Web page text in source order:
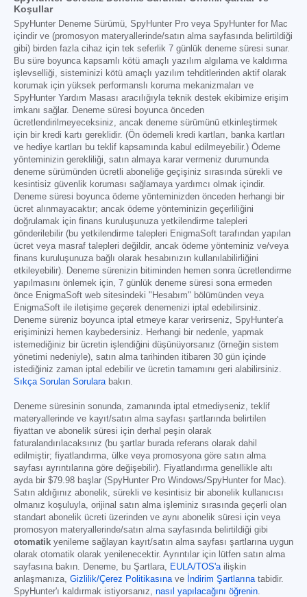
Koşullar
SpyHunter Deneme Sürümü, SpyHunter Pro veya SpyHunter for Mac
içindir ve (promosyon materyallerinde/satın alma sayfasında belirtildiği
gibi) birden fazla cihaz için tek seferlik 7 günlük deneme süresi sunar.
Bu süre boyunca kapsamlı kötü amaçlı yazılım algılama ve kaldırma
işlevselliği, sisteminizi kötü amaçlı yazılım tehditlerinden aktif olarak
korumak için yüksek performanslı koruma mekanizmaları ve
SpyHunter Yardım Masası aracılığıyla teknik destek ekibimize erişim
imkanı sağlar. Deneme süresi boyunca önceden
ücretlendirilmeyeceksiniz, ancak deneme sürümünü etkinleştirmek
için bir kredi kartı gereklidir. (Ön ödemeli kredi kartları, banka kartları
ve hediye kartları bu teklif kapsamında kabul edilmeyebilir.) Ödeme
yönteminizin gerekliliği, satın almaya karar vermeniz durumunda
deneme sürümünden ücretli aboneliğe geçişiniz sırasında sürekli ve
kesintisiz güvenlik koruması sağlamaya yardımcı olmak içindir.
Deneme süresi boyunca ödeme yönteminizden önceden herhangi bir
ücret alınmayacaktır; ancak ödeme yönteminizin geçerliliğini
doğrulamak için finans kuruluşunuza yetkilendirme talepleri
gönderilebilir (bu yetkilendirme talepleri EnigmaSoft tarafından yapılan
ücret veya masraf talepleri değildir, ancak ödeme yönteminiz ve/veya
finans kuruluşunuza bağlı olarak hesabınızın kullanılabilirliğini
etkileyebilir). Deneme sürenizin bitiminden hemen sonra ücretlendirme
yapılmasını önlemek için, 7 günlük deneme süresi sona ermeden
önce EnigmaSoft web sitesindeki "Hesabım" bölümünden veya
EnigmaSoft ile iletişime geçerek denemenizi iptal edebilirsiniz.
Deneme süreniz boyunca iptal etmeye karar verirseniz, SpyHunter'a
erişiminizi hemen kaybedersiniz. Herhangi bir nedenle, yapmak
istemediğiniz bir ücretin işlendiğini düşünüyorsanız (örneğin sistem
yönetimi nedeniyle), satın alma tarihinden itibaren 30 gün içinde
istediğiniz zaman iptal edebilir ve ücretin tamamını geri alabilirsiniz.
Sıkça Sorulan Sorulara bakın.
Deneme süresinin sonunda, zamanında iptal etmediyseniz, teklif
materyallerinde ve kayıt/satın alma sayfası şartlarında belirtilen
fiyattan ve abonelik süresi için derhal peşin olarak
faturalandırılacaksınız (bu şartlar burada referans olarak dahil
edilmiştir; fiyatlandırma, ülke veya promosyona göre satın alma
sayfası ayrıntılarına göre değişebilir). Fiyatlandırma genellikle altı
ayda bir $79.98 başlar (SpyHunter Pro Windows/SpyHunter for Mac).
Satın aldığınız abonelik, sürekli ve kesintisiz bir abonelik kullanıcısı
olmanız koşuluyla, orijinal satın alma işleminiz sırasında geçerli olan
standart abonelik ücreti üzerinden ve aynı abonelik süresi için veya
promosyon materyallerinde/satın alma sayfasında belirtildiği gibi
otomatik yenileme sağlayan kayıt/satın alma sayfası şartlarına uygun
olarak otomatik olarak yenilenecektir. Ayrıntılar için lütfen satın alma
sayfasına bakın. Deneme, bu Şartlara,
EULA/TOS'a ilişkin
anlaşmanıza, Gizlilik/Çerez Politikasına ve İndirim Şartlarına tabidir.
SpyHunter'ı kaldırmak istiyorsanız, nasıl yapılacağını öğrenin